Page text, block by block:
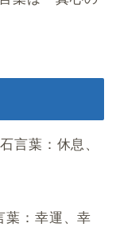
言葉：休息、
葉：幸運、幸